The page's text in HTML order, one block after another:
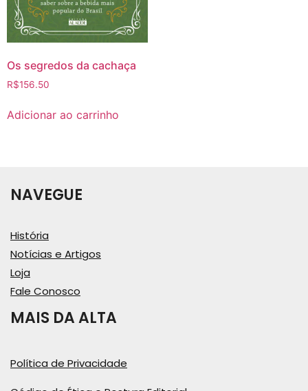
Os segredos da cachaça
R$156.50
Adicionar ao carrinho
NAVEGUE
História
Notícias e Artigos
Loja
Fale Conosco
MAIS DA ALTA
Política de Privacidade